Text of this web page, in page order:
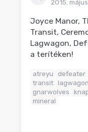
2015. május
Joyce Manor,
Transit,
Lagwagon,
a terítéken!
atreyu defeater
transit lagwagon
gnarwolves
mineral